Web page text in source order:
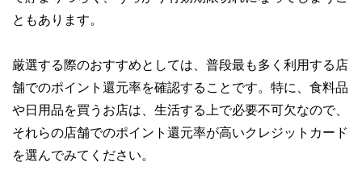
ともあります。
厳選する際のおすすめとしては、普段最も多く利用する店
舗でのポイント還元率を確認することです。特に、食料品
や日用品を買うお店は、生活する上で必要不可欠なので、
それらの店舗でのポイント還元率が高いクレジットカード
を選んでみてください。